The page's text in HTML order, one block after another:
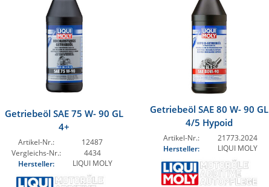
Getriebeöl SAE 75 W- 90 GL
4+
Artikel-Nr.:
12487
Vergleichs-Nr.:
4434
Hersteller:
LIQUI MOLY
Getriebeöl SAE 80 W- 90 GL
4/5 Hypoid
Artikel-Nr.:
21773.2024
Hersteller:
LIQUI MOLY